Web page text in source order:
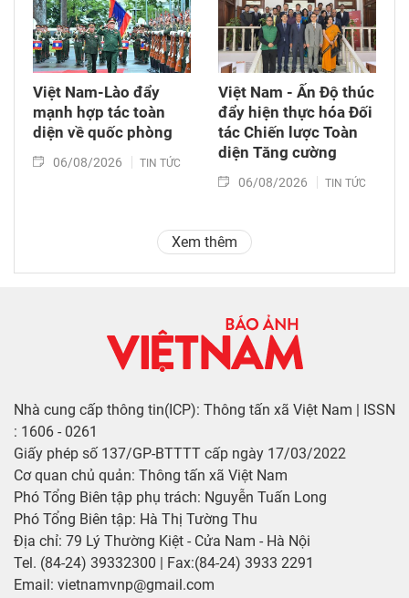
Việt Nam-Lào đẩy
mạnh hợp tác toàn
diện về quốc phòng
06/08/2026 TIN TỨC
Việt Nam - Ấn Độ thúc
đẩy hiện thực hóa Đối
tác Chiến lược Toàn
diện Tăng cường
06/08/2026 TIN TỨC
Xem thêm
Nhà cung cấp thông tin(ICP): Thông tấn xã Việt Nam | ISSN
: 1606 - 0261
Giấy phép số 137/GP-BTTTT cấp ngày 17/03/2022
Cơ quan chủ quản: Thông tấn xã Việt Nam
Phó Tổng Biên tập phụ trách: Nguyễn Tuấn Long
Phó Tổng Biên tập: Hà Thị Tường Thu
Địa chỉ: 79 Lý Thường Kiệt - Cửa Nam - Hà Nội
Tel. (84-24) 39332300 | Fax:(84-24) 3933 2291
Email: vietnamvnp@gmail.com